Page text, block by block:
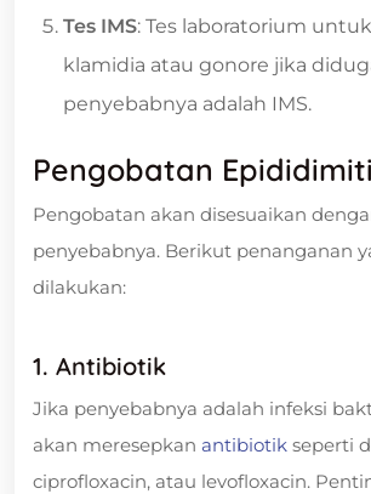
Tes IMS: Tes laboratorium
klamidia atau gonore jika
penyebabnya adalah IMS.
Pengobatan
Pengobatan akan disesuaikan
penyebabnya. Berikut penanganan
dilakukan:
1. Antibiotik
Jika penyebabnya adalah infeksi
akan meresepkan antibiotik seperti
ciprofloxacin, atau levofloxacin.